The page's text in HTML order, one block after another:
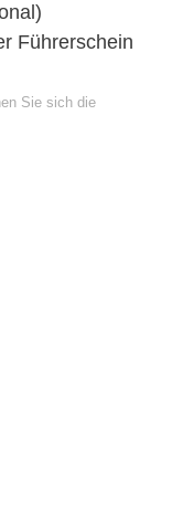
Führerschein
Sie sich die